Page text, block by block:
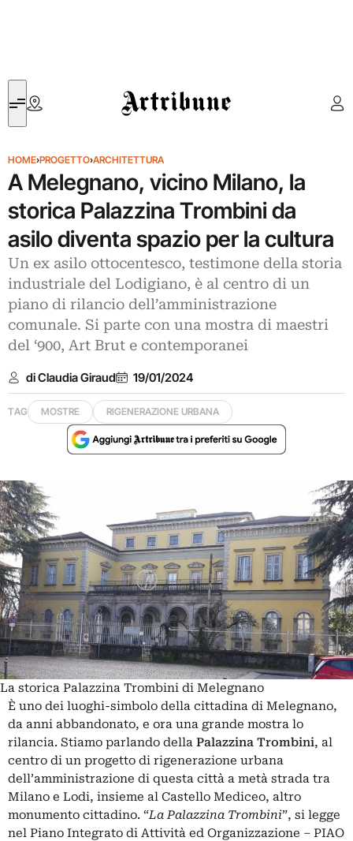
Artribune
HOME›PROGETTO›ARCHITETTURA
A Melegnano, vicino Milano, la
storica Palazzina Trombini da
asilo diventa spazio per la cultura
Un ex asilo ottocentesco, testimone della storia
industriale del Lodigiano, è al centro di un
piano di rilancio dell’amministrazione
comunale. Si parte con una mostra di maestri
del ‘900, Art Brut e contemporanei
di Claudia Giraud 19/01/2024
TAG MOSTRE RIGENERAZIONE URBANA
La storica Palazzina Trombini di Melegnano
È uno dei luoghi-simbolo della cittadina di Melegnano,
da anni abbandonato, e ora una grande mostra lo
rilancia. Stiamo parlando della Palazzina Trombini, al
centro di un progetto di rigenerazione urbana
dell’amministrazione di questa città a metà strada tra
Milano e Lodi, insieme al Castello Mediceo, altro
monumento cittadino. “La Palazzina Trombini”, si legge
nel Piano Integrato di Attività ed Organizzazione – PIAO